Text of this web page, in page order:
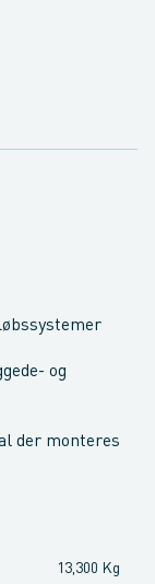
og
der monteres
13,300 Kg